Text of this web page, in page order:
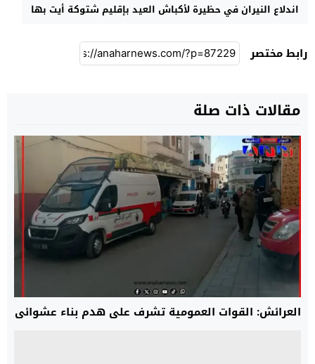
اندلاع النيران في حظيرة لأكباش العيد بإقليم شتوكة أيت بها
رابط مختصر
مقالات ذات صلة
العرائش: القوات العمومية تشرف على هدم بناء عشوائي